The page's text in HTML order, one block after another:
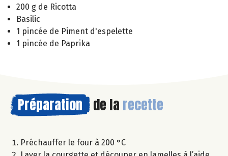
200 g de Ricotta
Basilic
1 pincée de Piment d'espelette
1 pincée de Paprika
Préparation de la recette
Préchauffer le four à 200 °C